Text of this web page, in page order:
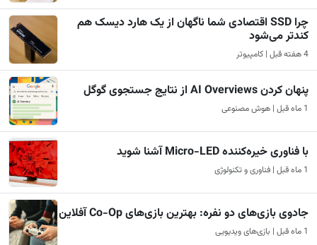
چرا SSD اقتصادی شما ناگهان از یک هارد دیسک هم
کندتر می‌شود
4 هفته قبل | کامپیوتر
پنهان کردن AI Overviews از نتایج جستجوی گوگل
1 ماه قبل | هوش مصنوعی
با فناوری خیره‌کننده Micro-LED آشنا شوید
1 ماه قبل | فناوری و تکنولوژی
جادوی بازی‌های دو نفره: بهترین بازی‌های Co-Op آفلاین
1 ماه قبل | بازی‌های ویدیویی